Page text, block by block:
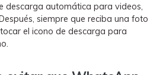
descarga automática para videos,
siempre que reciba una foto
el icono de descarga para